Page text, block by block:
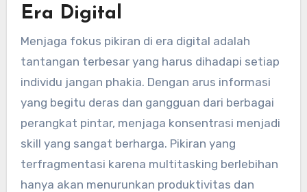
Era Digital
Menjaga fokus pikiran di era digital adalah
tantangan terbesar yang harus dihadapi setiap
individu jangan phakia. Dengan arus informasi
yang begitu deras dan gangguan dari berbagai
perangkat pintar, menjaga konsentrasi menjadi
skill yang sangat berharga. Pikiran yang
terfragmentasi karena multitasking berlebihan
hanya akan menurunkan produktivitas dan